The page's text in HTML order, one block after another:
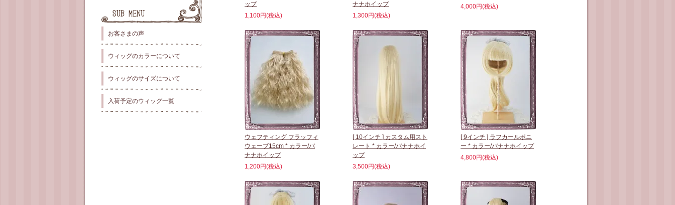
お客さまの声
ウィッグのカラーについて
ウィッグのサイズについて
入荷予定のウィッグ一覧
ップ
1,100円(税込)
ナナホイップ
1,300円(税込)
4,000円(税込)
ウェフティング フラッフィ
ウェーブ15cm * カラー/バ
ナナホイップ
1,200円(税込)
[ 10インチ ] カスタム用スト
レート * カラー/バナナホイ
ップ
3,500円(税込)
[ 9インチ ] ラフカールポニ
ー * カラー/バナナホイップ
4,800円(税込)